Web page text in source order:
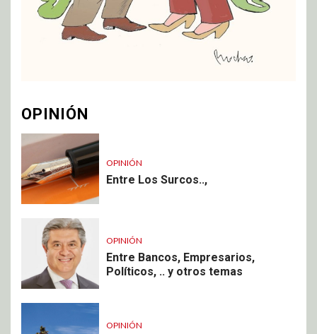
OPINIÓN
OPINIÓN
Entre Los Surcos..,
OPINIÓN
Entre Bancos, Empresarios,
Políticos, .. y otros temas
OPINIÓN